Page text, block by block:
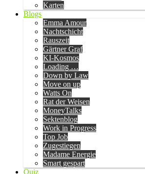
Karten
Blogs
Emma Amour
Nachtschicht
Rauszeit
Gärtner Graf
KI-Kosmos
Loading …
Down by Law
Move on up
Watts On
Rat der Weisen
MoneyTalks
Sektenblog
Work in Progress
Top Job
Zugestiegen
Madame Energie
Smart gespart
Quiz